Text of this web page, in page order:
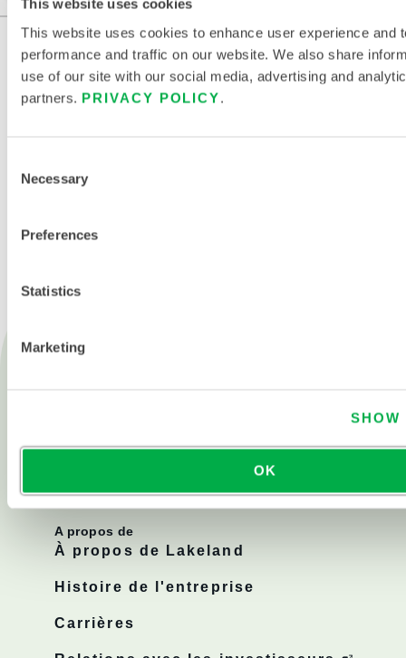
This website uses cookies
This website uses cookies to enhance user experience and
performance and traffic on our website. We also share
use of our site with our social media, advertising and
partners. PRIVACY POLICY.
Selection
Necessary
Preferences
Statistics
Marketing
SHOW
OK
Produits
A propos de
À propos de Lakeland
Histoire de l'entreprise
Carrières